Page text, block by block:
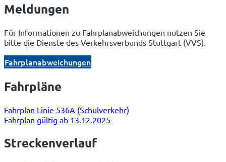
Meldungen
Für Informationen zu Fahrplanabweichungen nutzen Sie
bitte die Dienste des Verkehrsverbunds Stuttgart (VVS).
Fahrplanabweichungen
Fahrpläne
Fahrplan Linie 536A (Schulverkehr)
Fahrplan gültig ab 13.12.2025
Streckenverlauf